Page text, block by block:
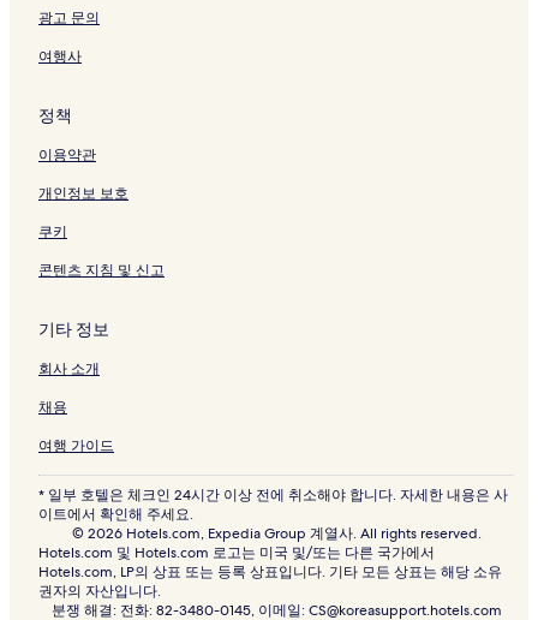
광고 문의
여행사
정책
이용약관
개인정보 보호
쿠키
콘텐츠 지침 및 신고
기타 정보
회사 소개
채용
여행 가이드
* 일부 호텔은 체크인 24시간 이상 전에 취소해야 합니다. 자세한 내용은 사
이트에서 확인해 주세요.
© 2026 Hotels.com, Expedia Group 계열사. All rights reserved.
Hotels.com 및 Hotels.com 로고는 미국 및/또는 다른 국가에서
Hotels.com, LP의 상표 또는 등록 상표입니다. 기타 모든 상표는 해당 소유
권자의 자산입니다.
분쟁 해결: 전화: 82-3480-0145, 이메일: CS@koreasupport.hotels.com